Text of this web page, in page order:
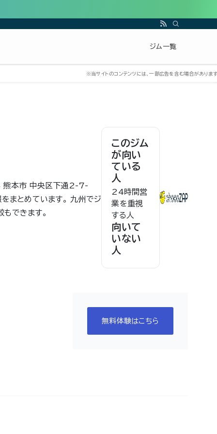
ジム一覧
熊本市 中央区下通2-7-
まとめています。 九州でジ
できます。
このジム
が向い
ている
人
24時間営
業を重視
する人
向いて
いない
人
無料体験はこちら